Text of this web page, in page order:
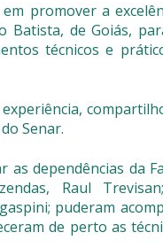
promover a
Batista, de Goiás,
técnicos e
Senar.
dependências da
Raul
puderam
de perto as